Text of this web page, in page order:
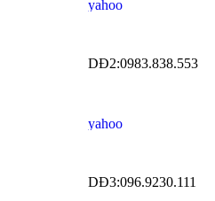
DĐ2:0983.838.553
DĐ3:096.9230.111